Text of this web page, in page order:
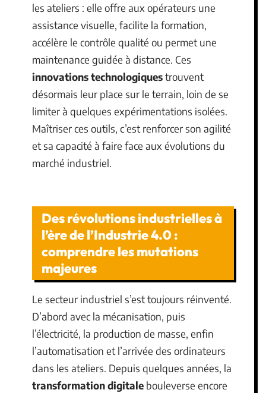
les ateliers : elle offre aux opérateurs une
assistance visuelle, facilite la formation,
accélère le contrôle qualité ou permet une
maintenance guidée à distance. Ces
innovations technologiquestrouvent
désormais leur place sur le terrain, loin de se
limiter à quelques expérimentations isolées.
Maîtriser ces outils, c’est renforcer son agilité
et sa capacité à faire face aux évolutions du
marché industriel.
Des révolutions industrielles à
l’ère de l’Industrie 4.0 :
comprendre les mutations
majeures
Le secteur industriel s’est toujours réinventé.
D’abord avec la mécanisation, puis
l’électricité, la production de masse, enfin
l’automatisation et l’arrivée des ordinateurs
dans les ateliers. Depuis quelques années, la
transformation digitale bouleverse encore